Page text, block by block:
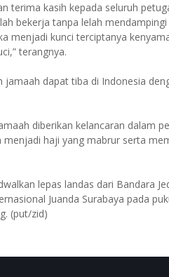
terima kasih kepada seluruh
bekerja tanpa lelah
menjadi kunci terciptanya
terangnya.
jamaah dapat tiba di Indonesia
diberikan kelancaran dalam
menjadi haji yang mabrur serta
lepas landas dari Bandara
Juanda Surabaya pada
(put/zid)